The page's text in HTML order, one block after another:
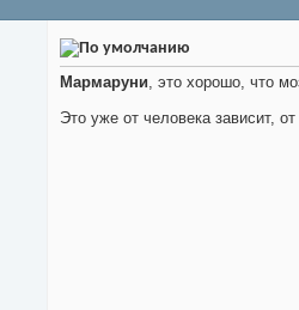
Мармаруни, это хорошо, что
Это уже от человека зависит,